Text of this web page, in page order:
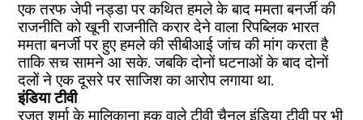
एक तरफ जेपी नड्डा पर कथित हमले के बाद ममता बनर्जी की
राजनीति को खूनी राजनीति करार देने वाला रिपब्लिक भारत
ममता बनर्जी पर हुए हमले की सीबीआई जांच की मांग करता है
ताकि सच सामने आ सके. जबकि दोनों घटनाओं के बाद दोनों
दलों ने एक दूसरे पर साजिश का आरोप लगाया था.
इंडिया टीवी
रजत शर्मा के मालिकाना हक़ वाले टीवी चैनल इंडिया टीवी पर भी